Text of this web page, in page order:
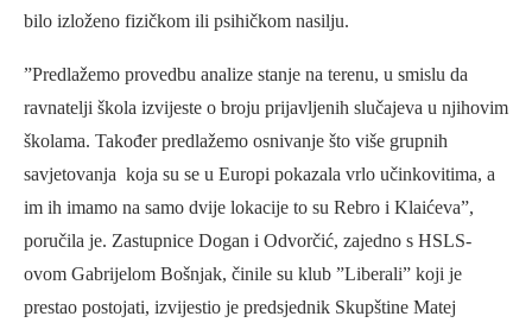
bilo izloženo fizičkom ili psihičkom nasilju.
”Predlažemo provedbu analize stanje na terenu, u smislu da
ravnatelji škola izvijeste o broju prijavljenih slučajeva u njihovim
školama. Također predlažemo osnivanje što više grupnih
savjetovanja koja su se u Europi pokazala vrlo učinkovitima, a
im ih imamo na samo dvije lokacije to su Rebro i Klaićeva”,
poručila je. Zastupnice Dogan i Odvorčić, zajedno s HSLS-
ovom Gabrijelom Bošnjak, činile su klub ”Liberali” koji je
prestao postojati, izvijestio je predsjednik Skupštine Matej